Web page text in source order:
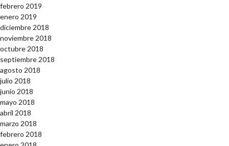
febrero 2019
enero 2019
diciembre 2018
noviembre 2018
octubre 2018
septiembre 2018
agosto 2018
julio 2018
junio 2018
mayo 2018
abril 2018
marzo 2018
febrero 2018